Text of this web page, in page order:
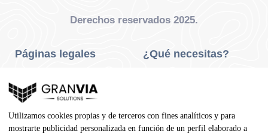
Derechos reservados 2025.
Páginas legales
Privacidad Y Cookies
Aviso Legal
Condiciones De Compra
¿Qué necesitas?
Neumáticos Agrícola
Utilizamos cookies propias y de terceros con fines analíticos y para
mostrarte publicidad personalizada en función de un perfil elaborado a